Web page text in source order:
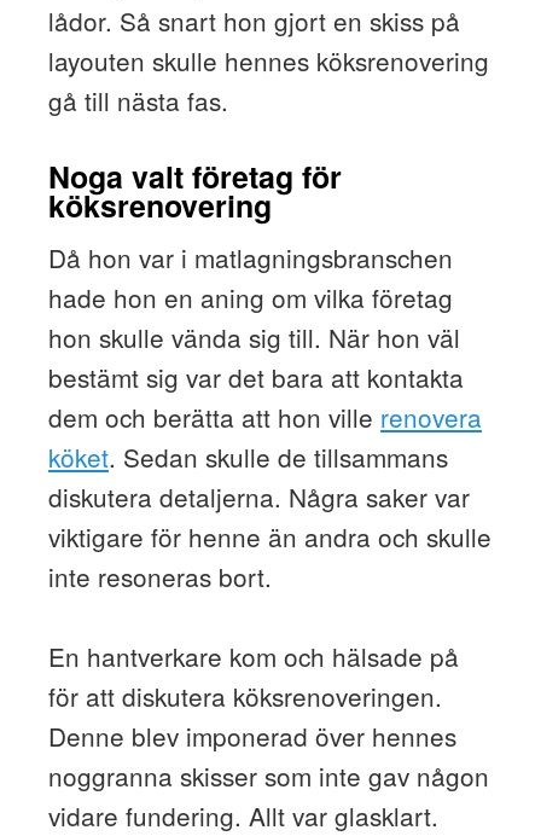
lådor. Så snart hon gjort en skiss på
layouten skulle hennes köksrenovering
gå till nästa fas.
Noga valt företag för
köksrenovering
Då hon var i matlagningsbranschen
hade hon en aning om vilka företag
hon skulle vända sig till. När hon väl
bestämt sig var det bara att kontakta
dem och berätta att hon ville renovera
köket. Sedan skulle de tillsammans
diskutera detaljerna. Några saker var
viktigare för henne än andra och skulle
inte resoneras bort.
En hantverkare kom och hälsade på
för att diskutera köksrenoveringen.
Denne blev imponerad över hennes
noggranna skisser som inte gav någon
vidare fundering. Allt var glasklart.